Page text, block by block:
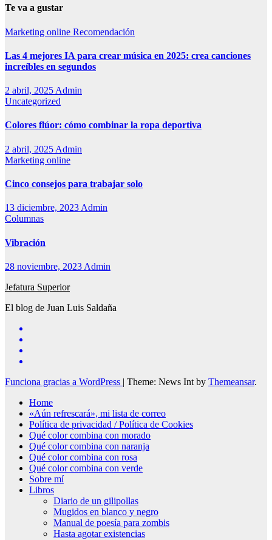
Te va a gustar
Marketing online Recomendación
Las 4 mejores IA para crear música en 2025: crea canciones
increíbles en segundos
2 abril, 2025 Admin
Uncategorized
Colores flúor: cómo combinar la ropa deportiva
2 abril, 2025 Admin
Marketing online
Cinco consejos para trabajar solo
13 diciembre, 2023 Admin
Columnas
Vibración
28 noviembre, 2023 Admin
Jefatura Superior
El blog de Juan Luis Saldaña
Funciona gracias a WordPress | Theme: News Int by Themeansar.
Home
«Aún refrescará», mi lista de correo
Política de privacidad / Política de Cookies
Qué color combina con morado
Qué color combina con naranja
Qué color combina con rosa
Qué color combina con verde
Sobre mí
Libros
Diario de un gilipollas
Mugidos en blanco y negro
Manual de poesía para zombis
Hasta agotar existencias